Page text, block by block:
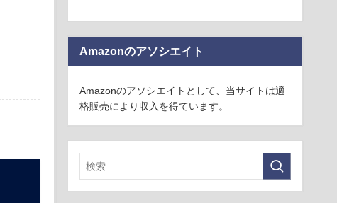
Amazonのアソシエイト
Amazonのアソシエイトとして、当サイトは適
格販売により収入を得ています。